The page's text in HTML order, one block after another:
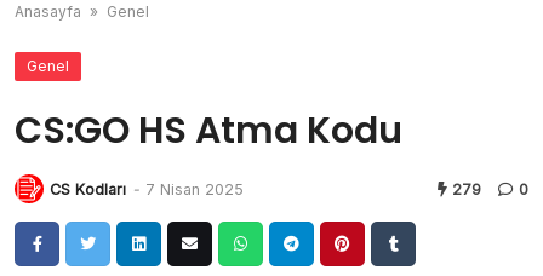
Anasayfa » Genel
Genel
CS:GO HS Atma Kodu
CS Kodları - 7 Nisan 2025 279 0